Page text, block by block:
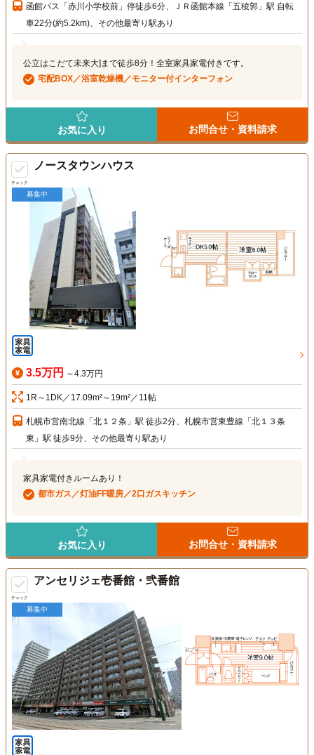
函館バス「赤川小学校前」停徒歩6分、ＪＲ函館本線「五稜郭」駅 自転
車22分(約5.2km)、その他最寄り駅あり
公立はこだて未来大]まで徒歩8分！全室家具家電付きです。
宅配BOX／浴室乾燥機／モニター付インターフォン
お気に入り お問合せ・資料請求
チェック
ノースタウンハウス
募集中
3.5万円 ～4.3万円
1R～1DK／17.09m²～19m²／11帖
札幌市営南北線「北１２条」駅 徒歩2分、札幌市営東豊線「北１３条
東」駅 徒歩9分、その他最寄り駅あり
家具家電付きルームあり！
都市ガス／灯油FF暖房／2口ガスキッチン
お気に入り お問合せ・資料請求
チェック
アンセリジェ壱番館・弐番館
募集中